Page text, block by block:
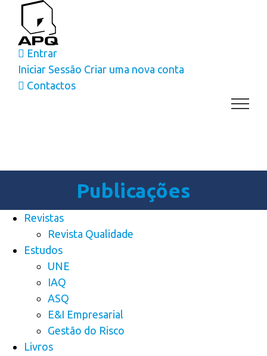
content
Entrar
Iniciar Sessão Criar uma nova conta
Contactos
Publicações
Revistas
Revista Qualidade
Estudos
UNE
IAQ
ASQ
E&I Empresarial
Gestão do Risco
Livros